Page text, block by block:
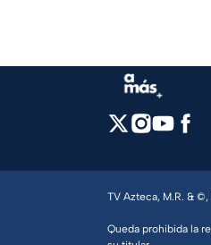
TV Azteca, M.R. &
Queda prohibida la